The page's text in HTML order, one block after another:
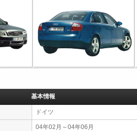
基本情報
ドイツ
04年02月～04年06月